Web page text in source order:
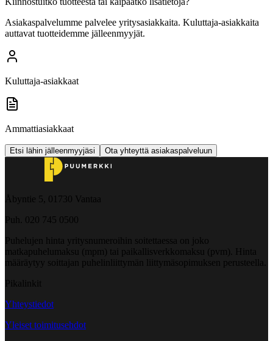
Asiakaspalvelumme palvelee yritysasiakkaita. Kuluttaja-asiakkaita
auttavat tuotteidemme jälleenmyyjät.
Kuluttaja-asiakkaat
Ammattiasiakkaat
Etsi lähin jälleenmyyjäsi Ota yhteyttä asiakaspalveluun
Åbyntie 5, 01730 Vantaa
Puh. 020 745 0500
Puhelujen hinta yritysnumeroihin soitettaessa on joko
matkapuhelumaksu (mpm) tai paikallisverkkomaksu (pvm). Hinta
määräytyy soittajan puhelinliittymän liittymäsopimuksen perusteella.
Pikalinkit
Yhteystiedot
Yleiset toimitusehdot